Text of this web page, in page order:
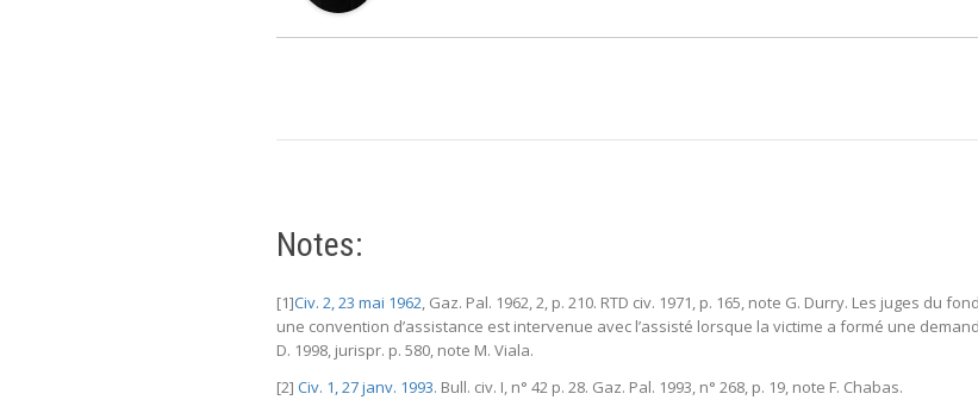
Notes:
[1]Civ. 2, 23 mai 1962, Gaz. Pal. 1962, 2, p. 210. RTD civ. 1971, p. 165, note G. Durry. Les juges
une convention d’assistance est intervenue avec l’assisté lorsque la victime a formé une
D. 1998, jurispr. p. 580, note M. Viala.
[2] Civ. 1, 27 janv. 1993. Bull. civ. I, n° 42 p. 28. Gaz. Pal. 1993, n° 268, p. 19, note F. Chabas.